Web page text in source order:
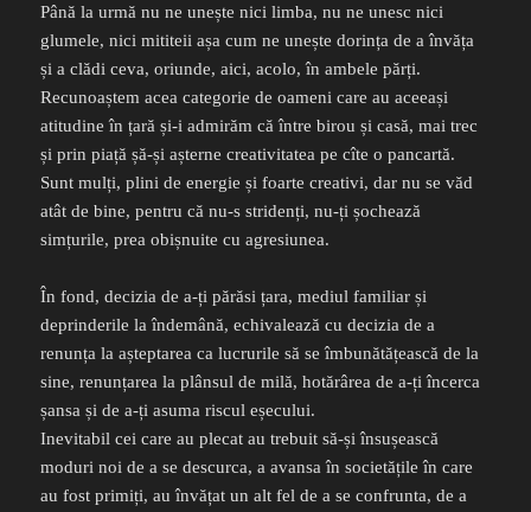
Până la urmă nu ne unește nici limba, nu ne unesc nici
glumele, nici mititeii așa cum ne unește dorința de a învăța
și a clădi ceva, oriunde, aici, acolo, în ambele părți.
Recunoaștem acea categorie de oameni care au aceeași
atitudine în țară și-i admirăm că între birou și casă, mai trec
și prin piață șă-și așterne creativitatea pe cîte o pancartă.
Sunt mulți, plini de energie și foarte creativi, dar nu se văd
atât de bine, pentru că nu-s stridenți, nu-ți șochează
simțurile, prea obișnuite cu agresiunea.
În fond, decizia de a-ți părăsi țara, mediul familiar și
deprinderile la îndemână, echivalează cu decizia de a
renunța la așteptarea ca lucrurile să se îmbunătățească de la
sine, renunțarea la plânsul de milă, hotărârea de a-ți încerca
șansa și de a-ți asuma riscul eșecului.
Inevitabil cei care au plecat au trebuit să-și însușească
moduri noi de a se descurca, a avansa în societățile în care
au fost primiți, au învățat un alt fel de a se confrunta, de a